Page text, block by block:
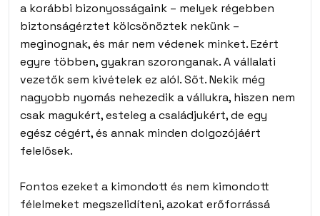
a korábbi bizonyosságaink – melyek régebben
biztonságérztet kölcsönöztek nekünk –
meginognak, és már nem védenek minket. Ezért
egyre többen, gyakran szoronganak. A vállalati
vezetők sem kivételek ez alól. Sőt. Nekik még
nagyobb nyomás nehezedik a vállukra, hiszen nem
csak magukért, esteleg a családjukért, de egy
egész cégért, és annak minden dolgozójáért
felelősek.
Fontos ezeket a kimondott és nem kimondott
félelmeket megszelidíteni, azokat erőforrássá